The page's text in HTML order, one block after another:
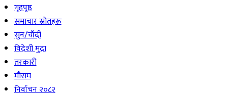
गृहपृष्ठ
समाचार स्रोतहरू
सुन/चाँदी
विदेशी मुद्रा
तरकारी
मौसम
निर्वाचन २०८२